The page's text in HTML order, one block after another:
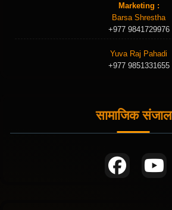
Marketing :
Barsa Shrestha
+977 9841729976
Yuva Raj Pahadi
+977 9851331655
सामाजिक संजाल